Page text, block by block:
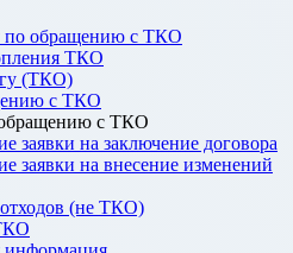
по обращению с ТКО
ТКО
(ТКО)
с ТКО
с ТКО
заявки на заключение договора
заявки на внесение изменений
(не ТКО)